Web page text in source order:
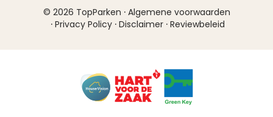
© 2026 TopParken · Algemene voorwaarden
· Privacy Policy · Disclaimer · Reviewbeleid